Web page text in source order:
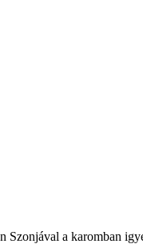
a karomban